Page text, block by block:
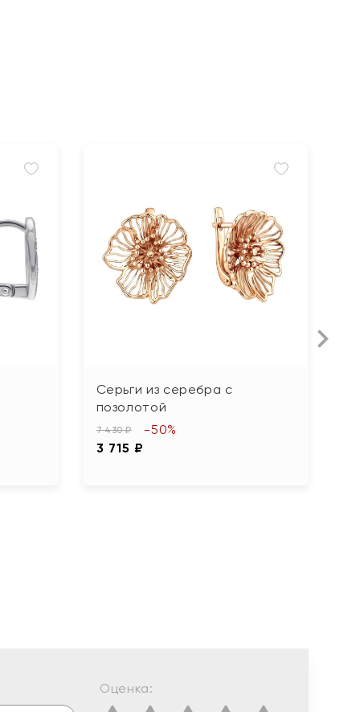
Серьги из серебра с
позолотой
7 430 ₽
3 715 ₽
-50%
Оценка: